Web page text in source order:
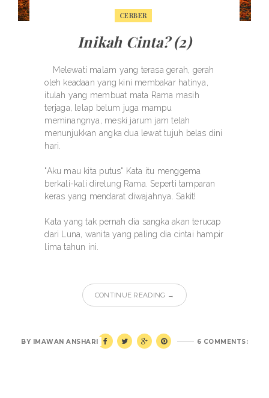
CERBER
Inikah Cinta? (2)
Melewati malam yang terasa gerah, gerah
oleh keadaan yang kini membakar hatinya,
itulah yang membuat mata Rama masih
terjaga, lelap belum juga mampu
meminangnya, meski jarum jam telah
menunjukkan angka dua lewat tujuh belas dini
hari.
"Aku mau kita putus" Kata itu menggema
berkali-kali direlung Rama. Seperti tamparan
keras yang mendarat diwajahnya. Sakit!
Kata yang tak pernah dia sangka akan terucap
dari Luna, wanita yang paling dia cintai hampir
lima tahun ini.
CONTINUE READING →
6 COMMENTS:
BY IMAWAN ANSHARI